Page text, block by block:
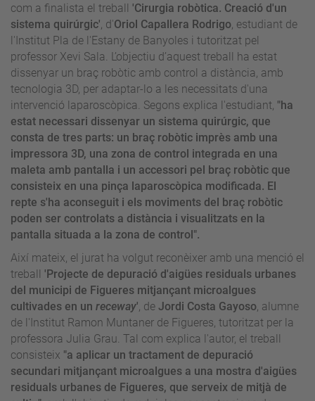
com a finalista el treball 'Cirurgia robòtica. Creació d'un
sistema quirúrgic', d'Oriol Capallera Rodrigo, estudiant de
l'Institut Pla de l'Estany de Banyoles i tutoritzat pel
professor Xevi Sala. L’objectiu d’aquest treball ha estat
dissenyar un braç robòtic amb control a distància, amb
tecnologia 3D, per adaptar-lo a les necessitats d'una
intervenció laparoscòpica. Segons explica l'estudiant, "ha
estat necessari dissenyar un sistema quirúrgic, que
consta de tres parts: un braç robòtic imprès amb una
impressora 3D, una zona de control integrada en una
maleta amb pantalla i un accessori pel braç robòtic que
consisteix en una pinça laparoscòpica modificada. El
repte s'ha aconseguit i els moviments del braç robòtic
poden ser controlats a distància i visualitzats en la
pantalla situada a la zona de control".
Així mateix, el jurat ha volgut reconèixer amb una menció el
treball 'Projecte de depuració d'aigües residuals urbanes
del municipi de Figueres mitjançant microalgues
cultivades en un receway', de Jordi Costa Gayoso, alumne
de l'Institut Ramon Muntaner de Figueres, tutoritzat per la
professora Julia Grau. Tal com explica l'autor, el treball
consisteix "a aplicar un tractament de depuració
secundari mitjançant microalgues a una mostra d'aigües
residuals urbanes de Figueres, que serveix de mitjà de